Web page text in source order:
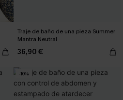
Traje de baño de una pieza Summer
Mantra Neutral
36,90 €
-10%